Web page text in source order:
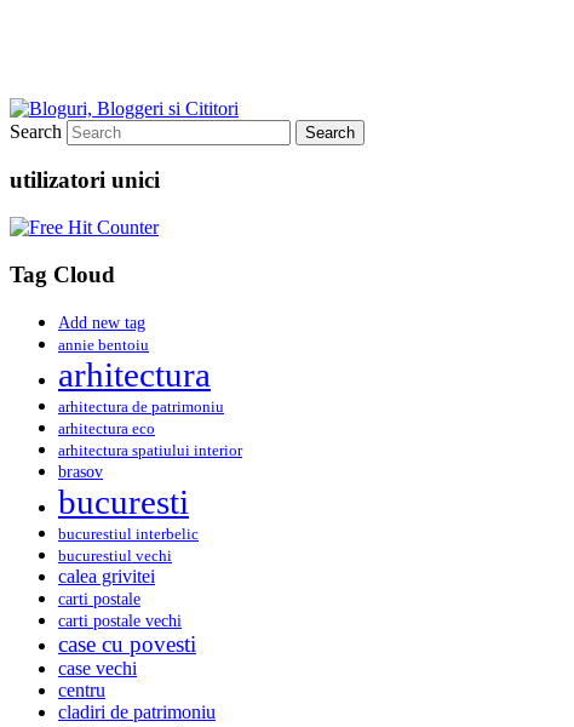
Search
utilizatori unici
Tag Cloud
Add new tag
annie bentoiu
arhitectura
arhitectura de patrimoniu
arhitectura eco
arhitectura spatiului interior
brasov
bucuresti
bucurestiul interbelic
bucurestiul vechi
calea grivitei
carti postale
carti postale vechi
case cu povesti
case vechi
centru
cladiri de patrimoniu